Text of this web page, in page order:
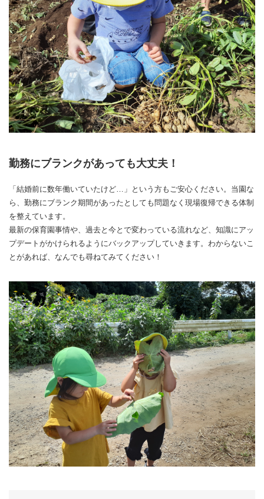
勤務にブランクがあっても大丈夫！
「結婚前に数年働いていたけど…」という方もご安心ください。当園な
ら、勤務にブランク期間があったとしても問題なく現場復帰できる体制
を整えています。
最新の保育園事情や、過去と今とで変わっている流れなど、知識にアッ
プデートがかけられるようにバックアップしていきます。わからないこ
とがあれば、なんでも尋ねてみてください！